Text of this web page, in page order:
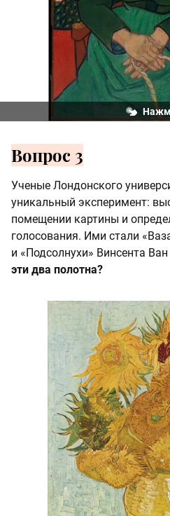
Вопрос 3
Ученые Лондонского
уникальный эксперимент:
помещении картины и
голосования. Ими стали
и «Подсолнухи» Винсента Ван
эти два полотна?
Эти полотна
насекомые садились
которые хотели бы
понравились